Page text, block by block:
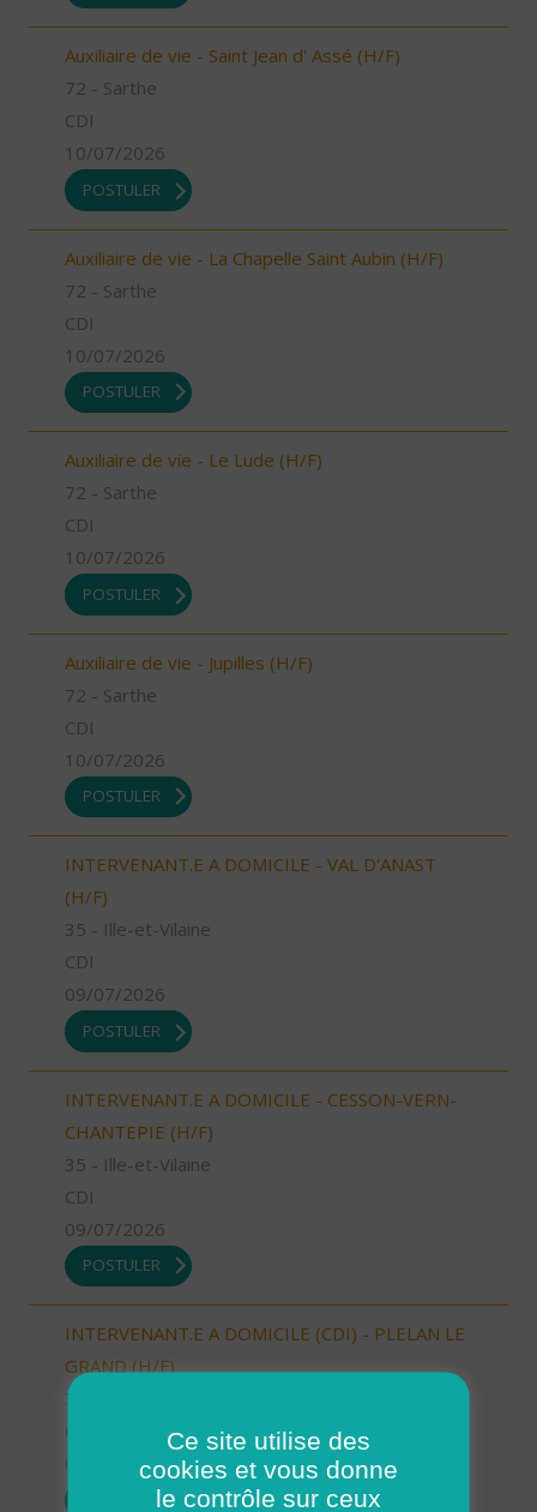
Auxiliaire de vie - Saint Jean d' Assé (H/F)
72 - Sarthe
CDI
10/07/2026
POSTULER
Auxiliaire de vie - La Chapelle Saint Aubin (H/F)
72 - Sarthe
CDI
10/07/2026
POSTULER
Auxiliaire de vie - Le Lude (H/F)
72 - Sarthe
CDI
10/07/2026
POSTULER
Auxiliaire de vie - Jupilles (H/F)
72 - Sarthe
CDI
10/07/2026
POSTULER
INTERVENANT.E A DOMICILE - VAL D'ANAST
(H/F)
35 - Ille-et-Vilaine
CDI
09/07/2026
POSTULER
INTERVENANT.E A DOMICILE - CESSON-VERN-
CHANTEPIE (H/F)
35 - Ille-et-Vilaine
CDI
09/07/2026
POSTULER
INTERVENANT.E A DOMICILE (CDI) - PLELAN LE
GRAND (H/F)
35 - Ille-et-Vilaine
09/07/2026
Ce site utilise des
cookies et vous donne
le contrôle sur ceux